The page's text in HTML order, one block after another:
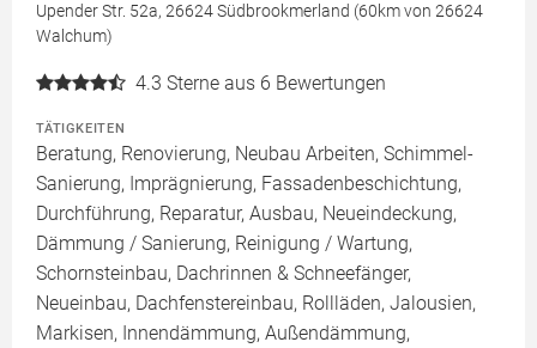
Upender Str. 52a, 26624 Südbrookmerland (60km von 26624
Walchum)
4.3 Sterne aus 6 Bewertungen
TÄTIGKEITEN
Beratung, Renovierung, Neubau Arbeiten, Schimmel-
Sanierung, Imprägnierung, Fassadenbeschichtung,
Durchführung, Reparatur, Ausbau, Neueindeckung,
Dämmung / Sanierung, Reinigung / Wartung,
Schornsteinbau, Dachrinnen & Schneefänger,
Neueinbau, Dachfenstereinbau, Rollläden, Jalousien,
Markisen, Innendämmung, Außendämmung,